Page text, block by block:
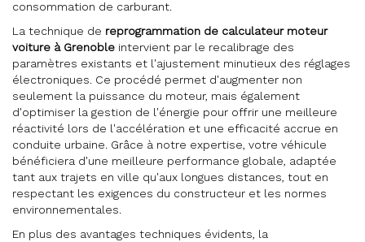
consommation de carburant.
La technique de reprogrammation de calculateur moteur
voiture à Grenoble intervient par le recalibrage des
paramètres existants et l'ajustement minutieux des réglages
électroniques. Ce procédé permet d'augmenter non
seulement la puissance du moteur, mais également
d'optimiser la gestion de l'énergie pour offrir une meilleure
réactivité lors de l'accélération et une efficacité accrue en
conduite urbaine. Grâce à notre expertise, votre véhicule
bénéficiera d'une meilleure performance globale, adaptée
tant aux trajets en ville qu'aux longues distances, tout en
respectant les exigences du constructeur et les normes
environnementales.
En plus des avantages techniques évidents, la